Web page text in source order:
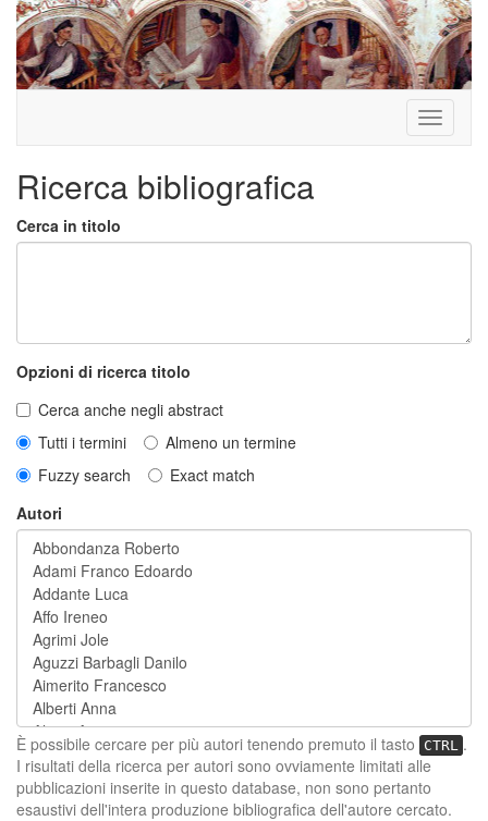
Toggle
Ricerca bibliografica
Cerca in titolo
Opzioni di ricerca titolo
Cerca anche negli abstract
Tutti i termini
Almeno un termine
Fuzzy search
Exact match
Autori
È possibile cercare per più autori tenendo premuto il tasto CTRL .
I risultati della ricerca per autori sono ovviamente limitati alle
pubblicazioni inserite in questo database, non sono pertanto
esaustivi dell'intera produzione bibliografica dell'autore cercato.